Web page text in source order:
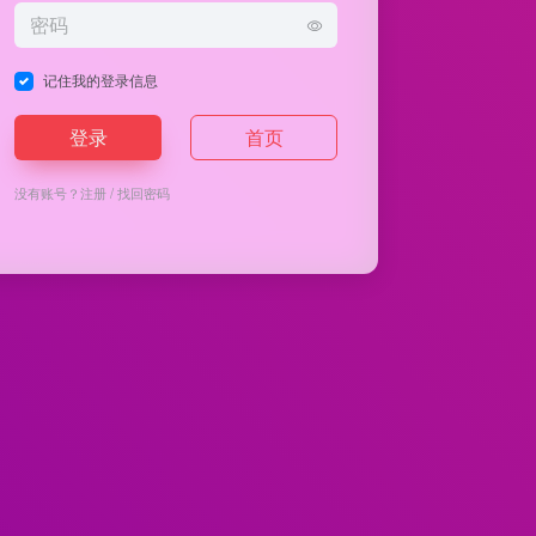
记住我的登录信息
登录 首页
没有账号？注册/找回密码